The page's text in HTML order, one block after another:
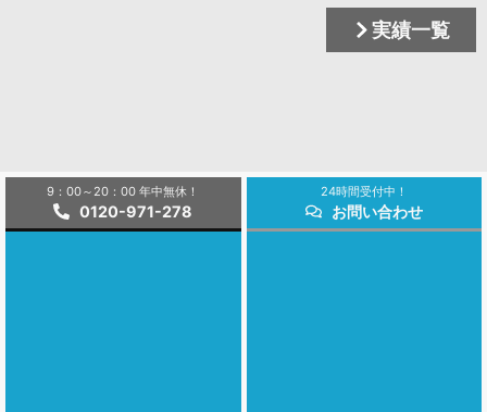
実績一覧
9：00～20：00 年中無休！
0120-971-278
24時間受付中！
お問い合わせ